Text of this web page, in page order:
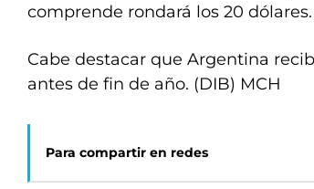
comprende rondará los 20 dólares.
Cabe destacar que Argentina
antes de fin de año. (DIB) MCH
Para compartir en redes